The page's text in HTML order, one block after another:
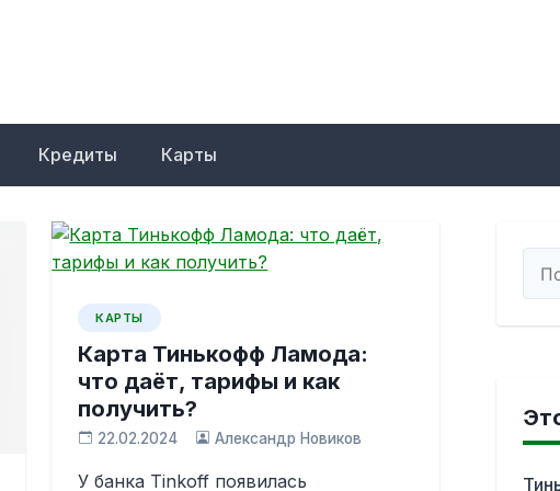
Кредиты Карты
КАРТЫ
Карта Тинькофф Ламода:
что даёт, тарифы и как
получить?
22.02.2024 Александр Новиков
У банка Tinkoff появилась